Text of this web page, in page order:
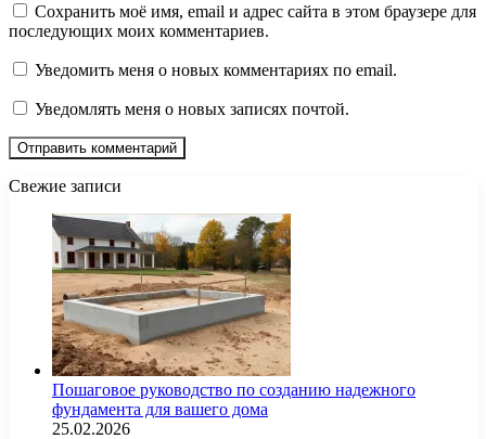
Сохранить моё имя, email и адрес сайта в этом браузере для
последующих моих комментариев.
Уведомить меня о новых комментариях по email.
Уведомлять меня о новых записях почтой.
Свежие записи
Пошаговое руководство по созданию надежного
фундамента для вашего дома
25.02.2026